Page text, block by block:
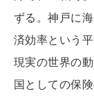
ずる。神戸に
済効率という
現実の世界の
国としての保